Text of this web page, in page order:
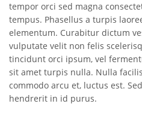
tempor orci sed magna
tempus. Phasellus a turpis
elementum. Curabitur dictum
vulputate velit non felis
tincidunt orci ipsum, vel
sit amet turpis nulla. Nulla
commodo arcu et, luctus est.
hendrerit in id purus.